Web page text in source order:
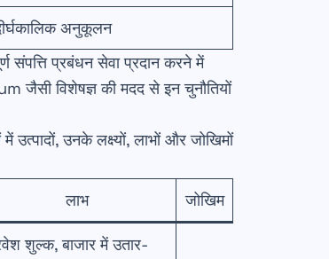
अनुकूलन
प्रबंधन सेवा प्रदान करने में
जैसी विशेषज्ञ की मदद से इन चुनौतियों
उत्पादों, उनके लक्ष्यों, लाभों और जोखिमों
लाभ जोखिम
शुल्क, बाजार में उतार-